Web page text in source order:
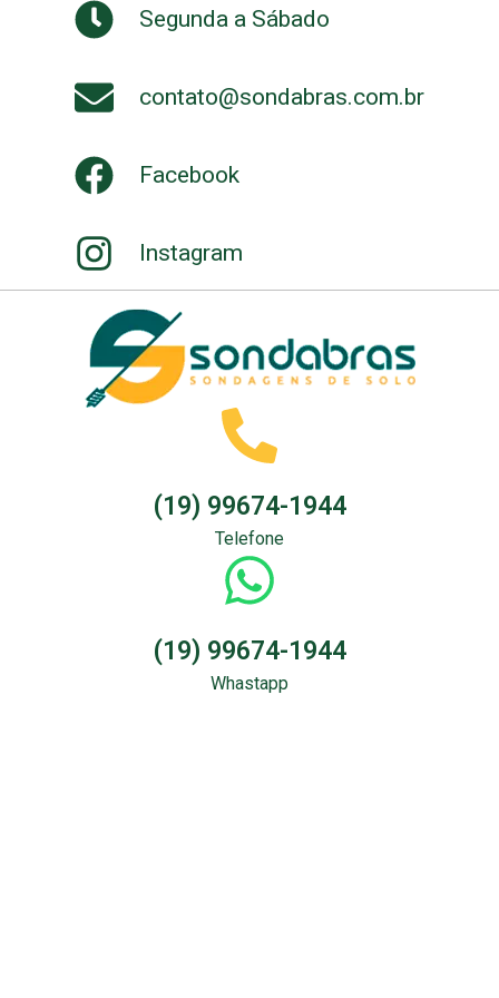
Segunda a Sábado
contato@sondabras.com.br
Facebook
Instagram
(19) 99674-1944
Telefone
(19) 99674-1944
Whastapp